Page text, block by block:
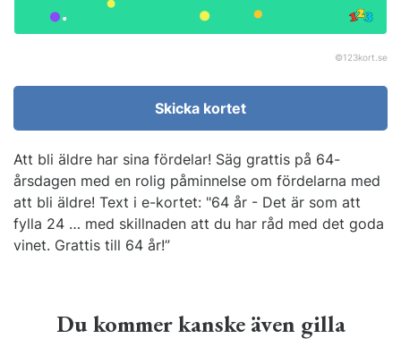
©123kort.se
Skicka kortet
Att bli äldre har sina fördelar! Säg grattis på 64-
årsdagen med en rolig påminnelse om fördelarna med
att bli äldre! Text i e-kortet: "64 år - Det är som att
fylla 24 … med skillnaden att du har råd med det goda
vinet. Grattis till 64 år!”
Du kommer kanske även gilla